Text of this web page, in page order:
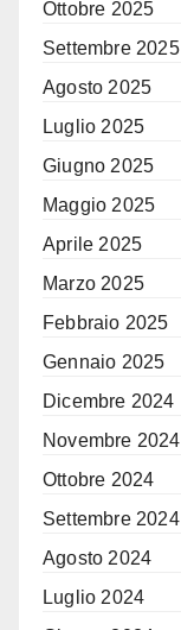
Ottobre 2025
Settembre 2025
Agosto 2025
Luglio 2025
Giugno 2025
Maggio 2025
Aprile 2025
Marzo 2025
Febbraio 2025
Gennaio 2025
Dicembre 2024
Novembre 2024
Ottobre 2024
Settembre 2024
Agosto 2024
Luglio 2024